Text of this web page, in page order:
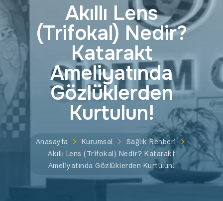
Akıllı Lens
(Trifokal) Nedir?
Katarakt
Ameliyatında
Gözlüklerden
Kurtulun!
Anasayfa Kurumsal
Sağlık Rehberi
Akıllı Lens (Trifokal) Nedir? Katarakt
Ameliyatında Gözlüklerden Kurtulun!